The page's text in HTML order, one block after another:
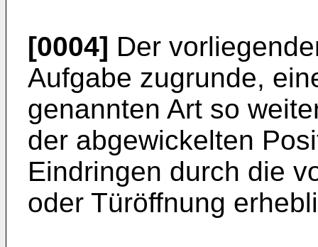
[0004] Der
Aufgabe zugrunde,
genannten Art so
der abgewickelten
Eindringen durch die
oder Türöffnung